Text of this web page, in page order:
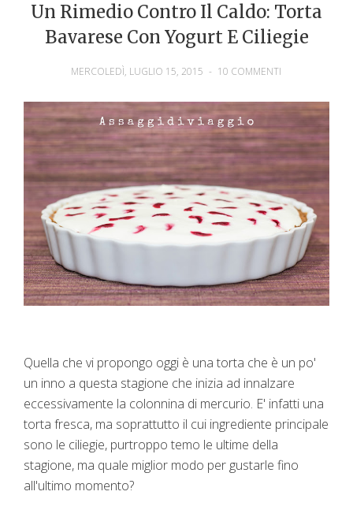
Un Rimedio Contro Il Caldo: Torta
Bavarese Con Yogurt E Ciliegie
MERCOLEDÌ, LUGLIO 15, 2015 - 10 COMMENTI
Quella che vi propongo oggi è una torta che è un po'
un inno a questa stagione che inizia ad innalzare
eccessivamente la colonnina di mercurio. E' infatti una
torta fresca, ma soprattutto il cui ingrediente principale
sono le ciliegie, purtroppo temo le ultime della
stagione, ma quale miglior modo per gustarle fino
all'ultimo momento?